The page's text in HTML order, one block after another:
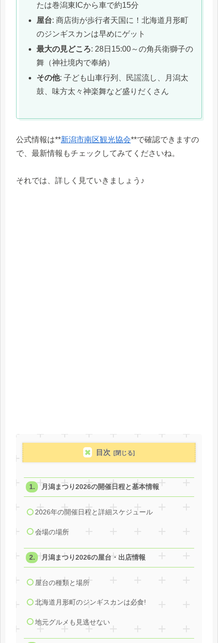
たは巻潟東ICから車で約15分
屋台: 商店街が歩行者天国に！北海道月形町
のジンギスカンは早めにゲット
最大の見どころ: 28日15:00～の角兵衛獅子の
舞（神社境内で奉納）
その他: 子ども山車行列、民謡流し、月潟太
鼓、味方太々神楽舞など盛りだくさん
公式情報は**新潟市南区観光協会**で確認できますの
で、最新情報もチェックしてみてくださいね。
それでは、詳しく見ていきましょう♪
目次
月潟まつり2026の開催日程と基本情報
2026年の開催日程と詳細スケジュール
会場の場所
月潟まつり2026の屋台・出店情報
屋台の種類と場所
北海道月形町のジンギスカンは必食!
地元グルメも見逃せない